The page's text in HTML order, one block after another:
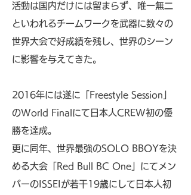
活動は国内だけには留まらず、唯一無二
といわれるチームワークを武器に数々の
世界大会で好成績を残し、世界のシーン
に影響を与えてきた。
2016年には遂に「Freestyle Session」
のWorld Finalにて日本人CREW初の優
勝を達成。
更に同年、世界最強のSOLO BBOYを決
める大会「Red Bull BC One」にてメン
バーのISSEIが若干19歳にして日本人初